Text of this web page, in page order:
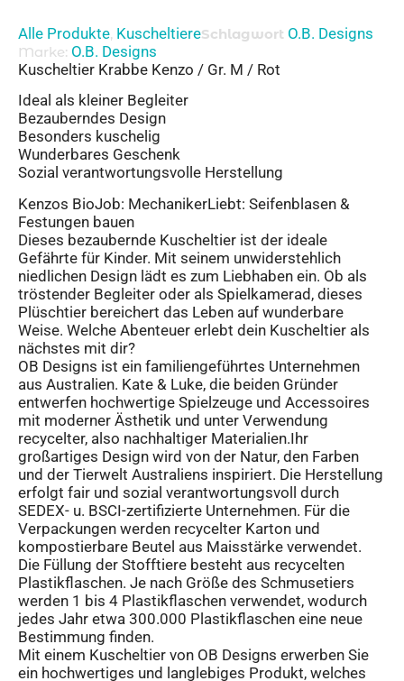
Alle Produkte, KuscheltiereSchlagwort O.B. Designs
Marke: O.B. Designs
Kuscheltier Krabbe Kenzo / Gr. M / Rot
Ideal als kleiner Begleiter
Bezauberndes Design
Besonders kuschelig
Wunderbares Geschenk
Sozial verantwortungsvolle Herstellung
Kenzos BioJob: MechanikerLiebt: Seifenblasen &
Festungen bauen
Dieses bezaubernde Kuscheltier ist der ideale
Gefährte für Kinder. Mit seinem unwiderstehlich
niedlichen Design lädt es zum Liebhaben ein. Ob als
tröstender Begleiter oder als Spielkamerad, dieses
Plüschtier bereichert das Leben auf wunderbare
Weise. Welche Abenteuer erlebt dein Kuscheltier als
nächstes mit dir?
OB Designs ist ein familiengeführtes Unternehmen
aus Australien. Kate & Luke, die beiden Gründer
entwerfen hochwertige Spielzeuge und Accessoires
mit moderner Ästhetik und unter Verwendung
recycelter, also nachhaltiger Materialien.Ihr
großartiges Design wird von der Natur, den Farben
und der Tierwelt Australiens inspiriert. Die Herstellung
erfolgt fair und sozial verantwortungsvoll durch
SEDEX- u. BSCI-zertifizierte Unternehmen. Für die
Verpackungen werden recycelter Karton und
kompostierbare Beutel aus Maisstärke verwendet.
Die Füllung der Stofftiere besteht aus recycelten
Plastikflaschen. Je nach Größe des Schmusetiers
werden 1 bis 4 Plastikflaschen verwendet, wodurch
jedes Jahr etwa 300.000 Plastikflaschen eine neue
Bestimmung finden.
Mit einem Kuscheltier von OB Designs erwerben Sie
ein hochwertiges und langlebiges Produkt, welches